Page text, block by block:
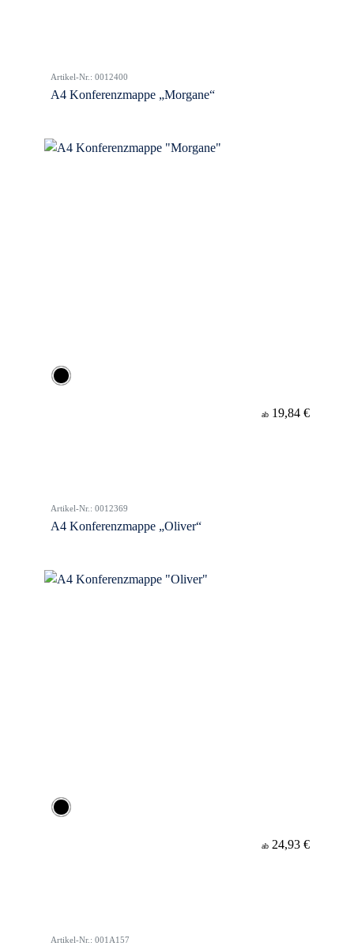
Artikel-Nr.: 0012400
A4 Konferenzmappe „Morgane“
ab 19,84 €
Artikel-Nr.: 0012369
A4 Konferenzmappe „Oliver“
ab 24,93 €
Artikel-Nr.: 001A157